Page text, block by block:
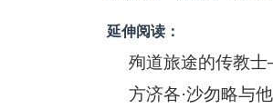
延伸阅读：
殉道旅途的传教
方济各·沙勿略与